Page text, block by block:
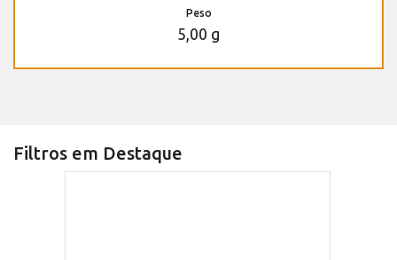
Peso
5,00 g
Filtros em Destaque